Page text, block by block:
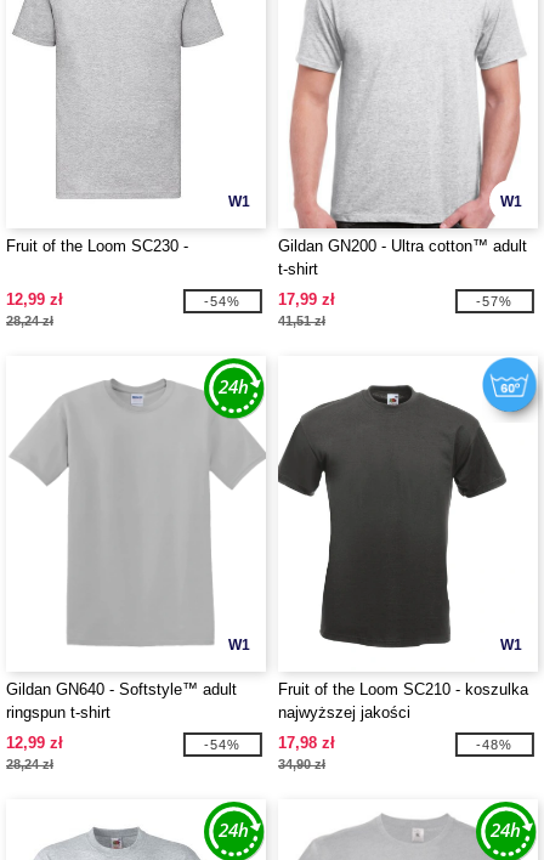
W1
Fruit of the Loom SC230 -
12,99 zł
28,24 zł
-54%
W1
Gildan GN200 - Ultra cotton™ adult
t-shirt
17,99 zł
41,51 zł
-57%
W1
Gildan GN640 - Softstyle™ adult
ringspun t-shirt
12,99 zł
28,24 zł
-54%
W1
Fruit of the Loom SC210 - koszulka
najwyższej jakości
17,98 zł
34,90 zł
-48%